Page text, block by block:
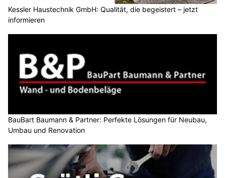
Kessler Haustechnik GmbH: Qualität, die begeistert – jetzt
informieren
BauBart Baumann & Partner: Perfekte Lösungen für Neubau,
Umbau und Renovation